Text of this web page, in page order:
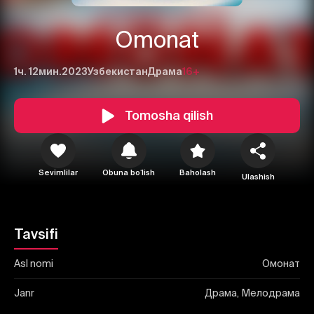
Omonat
1ч. 12мин.2023УзбекистанДрама16+
Tomosha qilish
Sevimlilar Obuna boʻlish Baholash Ulashish
Tavsifi
Asl nomi Омонат
Janr Драма, Мелодрама
1 2
Yuborish